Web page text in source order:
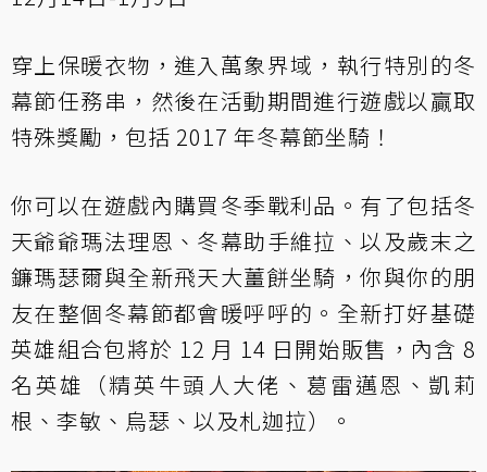
穿上保暖衣物，進入萬象界域，執行特別的冬
幕節任務串，然後在活動期間進行遊戲以贏取
特殊獎勵，包括 2017 年冬幕節坐騎！
你可以在遊戲內購買冬季戰利品。有了包括冬
天爺爺瑪法理恩、冬幕助手維拉、以及歲末之
鐮瑪瑟爾與全新飛天大薑餅坐騎，你與你的朋
友在整個冬幕節都會暖呼呼的。全新打好基礎
英雄組合包將於 12 月 14 日開始販售，內含 8
名英雄（精英牛頭人大佬、葛雷邁恩、凱莉
根、李敏、烏瑟、以及札迦拉）。